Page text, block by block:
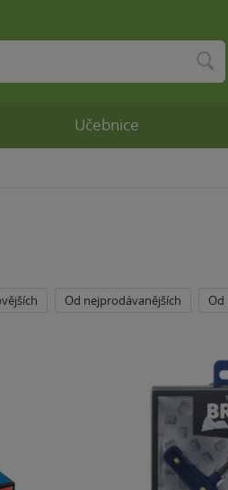
Od nejprodávanějších Od
Učebnice